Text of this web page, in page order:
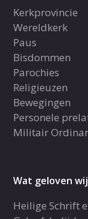
Kerkprovincie
Wereldkerk
Paus
Bisdommen
Parochies
Religieuzen
Bewegingen
Personele
Militair
Wat geloven
Heilige Schrift